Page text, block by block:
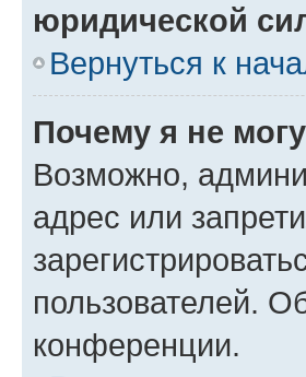
юридической
Вернуться к
Почему я не
Возможно,
адрес или
пользователей.
конференции.